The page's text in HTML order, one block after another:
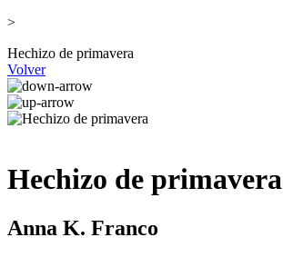
>
Hechizo de primavera
Volver
Hechizo de primavera
Anna K. Franco